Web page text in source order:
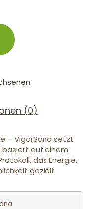
(0)
– VigorSana setzt
basiert auf einem
das Energie,
gezielt